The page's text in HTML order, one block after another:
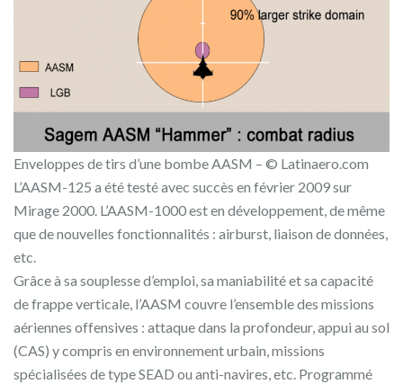
Enveloppes de tirs d’une bombe AASM – © Latinaero.com
L’AASM-125 a été testé avec succès en février 2009 sur
Mirage 2000. L’AASM-1000 est en développement, de même
que de nouvelles fonctionnalités : airburst, liaison de données,
etc.
Grâce à sa souplesse d’emploi, sa maniabilité et sa capacité
de frappe verticale, l’AASM couvre l’ensemble des missions
aériennes offensives : attaque dans la profondeur, appui au sol
(CAS) y compris en environnement urbain, missions
spécialisées de type SEAD ou anti-navires, etc. Programmé